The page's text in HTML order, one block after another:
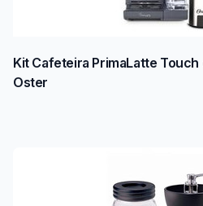
Kit Cafeteira PrimaLatte
Oster